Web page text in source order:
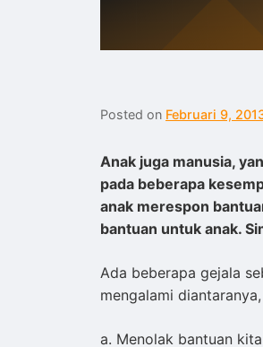
Posted on Februari 9,
Anak juga manusia,
pada beberapa
anak merespon
bantuan untuk anak.
Ada beberapa gejala
mengalami
a. Menolak bantuan kita